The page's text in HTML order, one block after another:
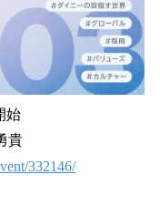
始
貴
332146/